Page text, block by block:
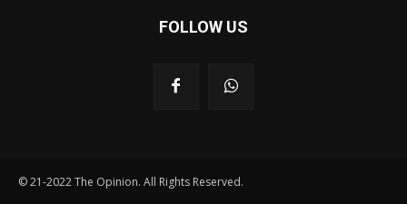
FOLLOW US
© 21-2022 The Opinion. All Rights Reserved.